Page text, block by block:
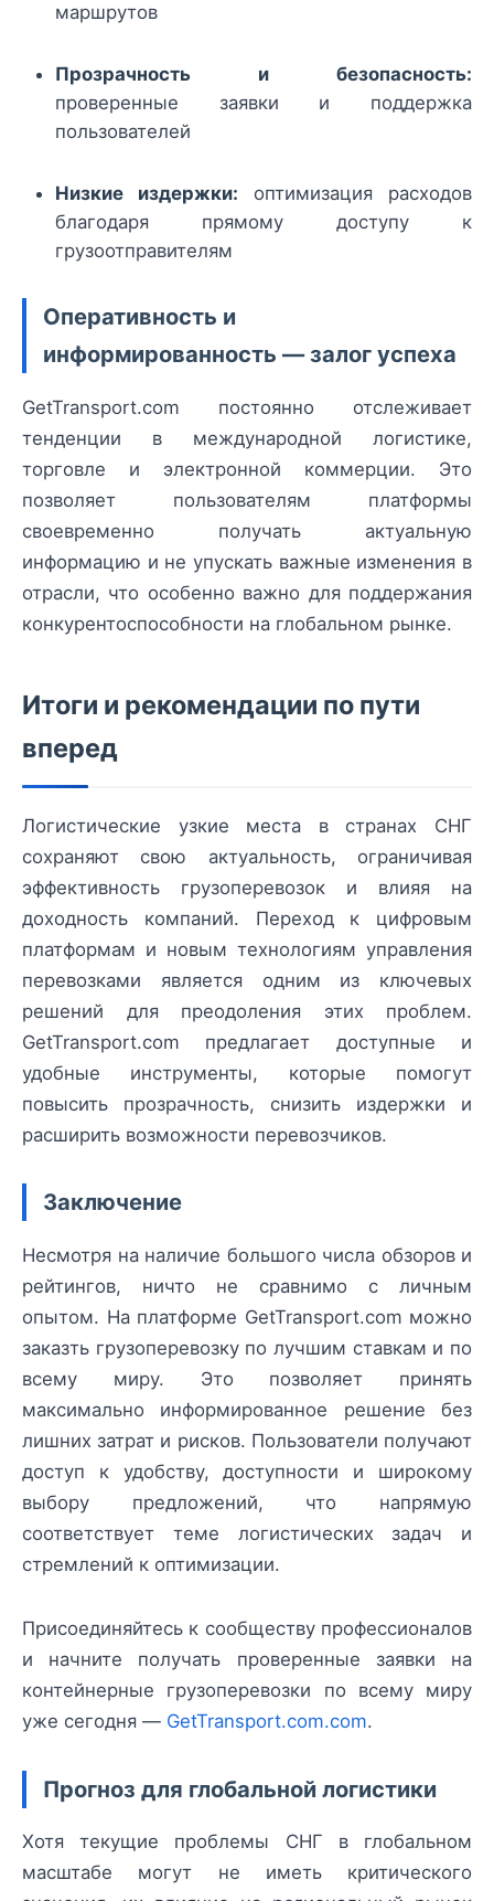
маршрутов
Прозрачность и безопасность:
проверенные заявки и поддержка
пользователей
Низкие издержки: оптимизация расходов
благодаря прямому доступу к
грузоотправителям
Оперативность и
информированность — залог успеха
GetTransport.com постоянно отслеживает
тенденции в международной логистике,
торговле и электронной коммерции. Это
позволяет пользователям платформы
своевременно получать актуальную
информацию и не упускать важные изменения в
отрасли, что особенно важно для поддержания
конкурентоспособности на глобальном рынке.
Итоги и рекомендации по пути
вперед
Логистические узкие места в странах СНГ
сохраняют свою актуальность, ограничивая
эффективность грузоперевозок и влияя на
доходность компаний. Переход к цифровым
платформам и новым технологиям управления
перевозками является одним из ключевых
решений для преодоления этих проблем.
GetTransport.com предлагает доступные и
удобные инструменты, которые помогут
повысить прозрачность, снизить издержки и
расширить возможности перевозчиков.
Заключение
Несмотря на наличие большого числа обзоров и
рейтингов, ничто не сравнимо с личным
опытом. На платформе GetTransport.com можно
заказть грузоперевозку по лучшим ставкам и по
всему миру. Это позволяет принять
максимально информированное решение без
лишних затрат и рисков. Пользователи получают
доступ к удобству, доступности и широкому
выбору предложений, что напрямую
соответствует теме логистических задач и
стремлений к оптимизации.
Присоединяйтесь к сообществу профессионалов
и начните получать проверенные заявки на
контейнерные грузоперевозки по всему миру
уже сегодня — GetTransport.com.com.
Прогноз для глобальной логистики
Хотя текущие проблемы СНГ в глобальном
масштабе могут не иметь критического